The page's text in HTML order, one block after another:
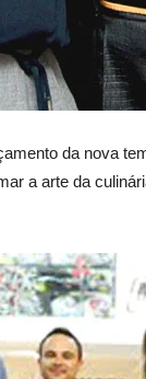
da nova
a arte da